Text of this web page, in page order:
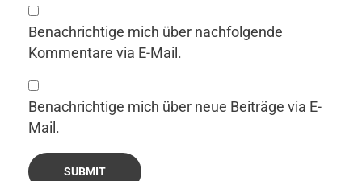
Benachrichtige mich über nachfolgende
Kommentare via E-Mail.
Benachrichtige mich über neue Beiträge via E-
Mail.